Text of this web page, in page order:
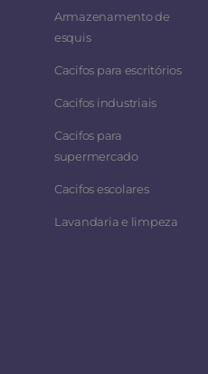
Armazenamento de
esquis
Cacifos para escritórios
Cacifos industriais
Cacifos para
supermercado
Cacifos escolares
Lavandaria e limpeza